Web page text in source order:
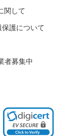
関して
保護について
者募集中